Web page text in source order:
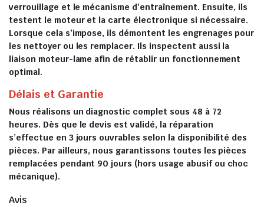
verrouillage et le mécanisme d’entraînement. Ensuite, ils
testent le moteur et la carte électronique si nécessaire.
Lorsque cela s’impose, ils démontent les engrenages pour
les nettoyer ou les remplacer. Ils inspectent aussi la
liaison moteur-lame afin de rétablir un fonctionnement
optimal.
Délais et Garantie
Nous réalisons un diagnostic complet sous 48 à 72
heures. Dès que le devis est validé, la réparation
s’effectue en 3 jours ouvrables selon la disponibilité des
pièces. Par ailleurs, nous garantissons toutes les pièces
remplacées pendant 90 jours (hors usage abusif ou choc
mécanique).
Avis